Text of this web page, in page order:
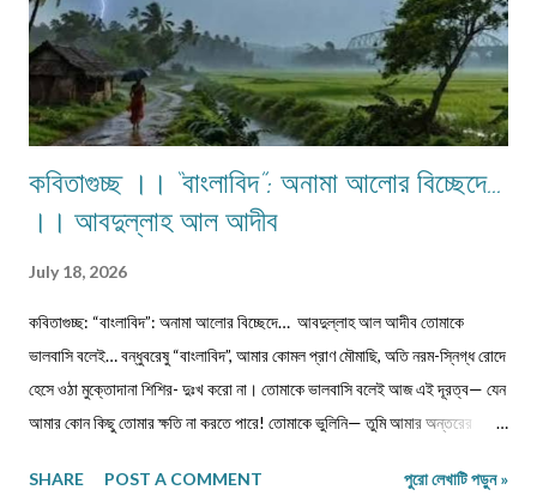
কবিতাগুচ্ছ ।। “বাংলাবিদ”: অনামা আলোর বিচ্ছেদে…
।। আবদুল্লাহ আল আদীব
July 18, 2026
কবিতাগুচ্ছ: “বাংলাবিদ”: অনামা আলোর বিচ্ছেদে… আবদুল্লাহ আল আদীব তোমাকে
ভালবাসি বলেই… বন্ধুবরেষু “বাংলাবিদ”, আমার কোমল প্রাণ মৌমাছি, অতি নরম-স্নিগ্ধ রোদে
হেসে ওঠা মুক্তোদানা শিশির- দুঃখ করো না। তোমাকে ভালবাসি বলেই আজ এই দূরত্ব— যেন
আমার কোন কিছু তোমার ক্ষতি না করতে পারে! তোমাকে ভুলিনি— তুমি আমার অন্তরের
প্রতিটি নিঃশ্বাসে তোমার নাম প্রকম্পিত হয়, যেন ধারালো ছুরি বুক চিরে রক্ত ঝরায়। ভুলতে
SHARE POST A COMMENT পুরো লেখাটি পড়ুন »